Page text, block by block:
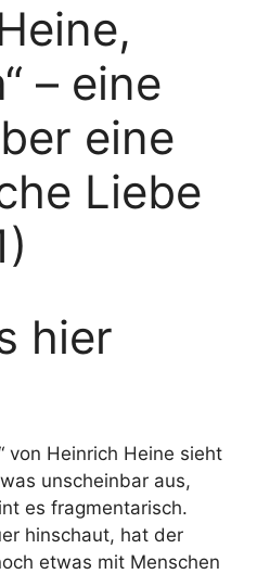
– eine
eine
Liebe
hier
von Heinrich Heine sieht
unscheinbar aus,
es fragmentarisch.
hinschaut, hat der
etwas mit Menschen